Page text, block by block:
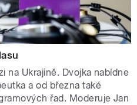
na Ukrajině. Dvojka nabídne
a od března také
řad. Moderuje Jan